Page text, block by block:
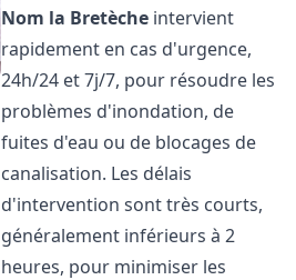
Nom la Bretèche intervient
rapidement en cas d'urgence,
24h/24 et 7j/7, pour résoudre les
problèmes d'inondation, de
fuites d'eau ou de blocages de
canalisation. Les délais
d'intervention sont très courts,
généralement inférieurs à 2
heures, pour minimiser les